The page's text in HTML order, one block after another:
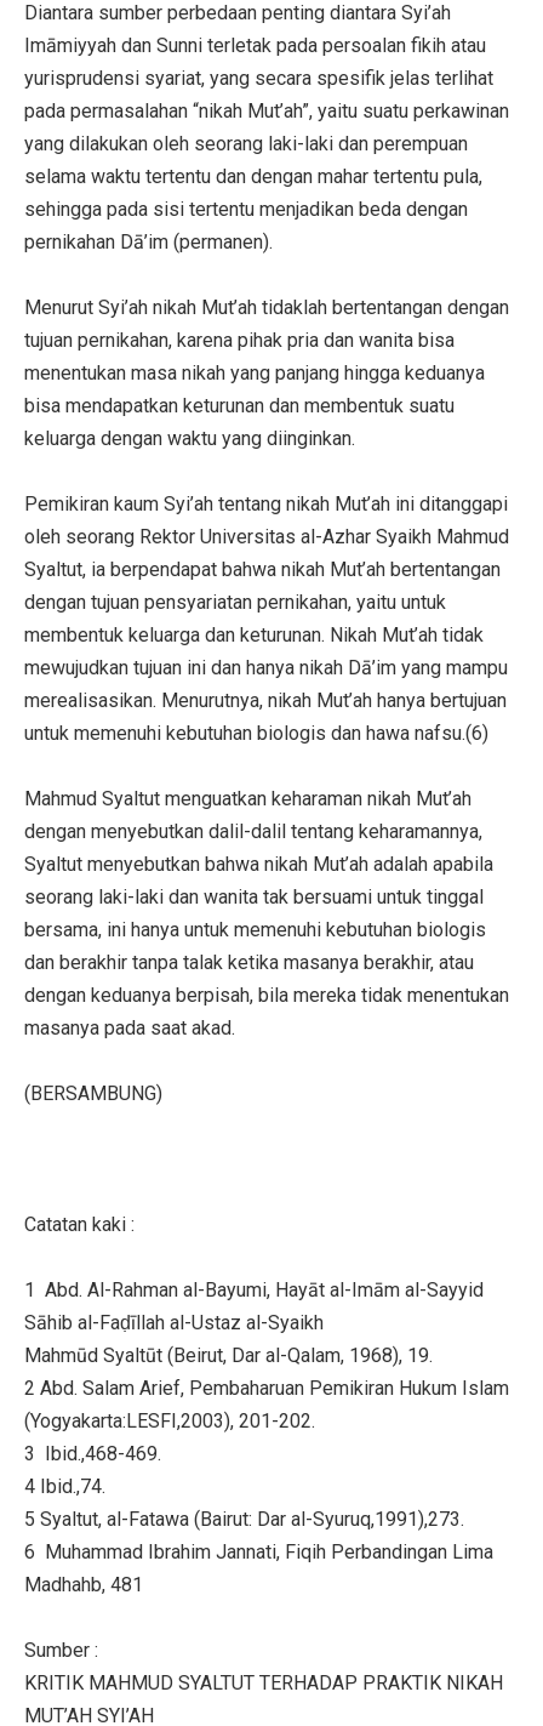
Diantara sumber perbedaan penting diantara Syi’ah
Imāmiyyah dan Sunni terletak pada persoalan fikih atau
yurisprudensi syariat, yang secara spesifik jelas terlihat
pada permasalahan “nikah Mut’ah”, yaitu suatu perkawinan
yang dilakukan oleh seorang laki-laki dan perempuan
selama waktu tertentu dan dengan mahar tertentu pula,
sehingga pada sisi tertentu menjadikan beda dengan
pernikahan Dā’im (permanen).
Menurut Syi’ah nikah Mut’ah tidaklah bertentangan dengan
tujuan pernikahan, karena pihak pria dan wanita bisa
menentukan masa nikah yang panjang hingga keduanya
bisa mendapatkan keturunan dan membentuk suatu
keluarga dengan waktu yang diinginkan.
Pemikiran kaum Syi’ah tentang nikah Mut’ah ini ditanggapi
oleh seorang Rektor Universitas al-Azhar Syaikh Mahmud
Syaltut, ia berpendapat bahwa nikah Mut’ah bertentangan
dengan tujuan pensyariatan pernikahan, yaitu untuk
membentuk keluarga dan keturunan. Nikah Mut’ah tidak
mewujudkan tujuan ini dan hanya nikah Dā’im yang mampu
merealisasikan. Menurutnya, nikah Mut’ah hanya bertujuan
untuk memenuhi kebutuhan biologis dan hawa nafsu.(6)
Mahmud Syaltut menguatkan keharaman nikah Mut’ah
dengan menyebutkan dalil-dalil tentang keharamannya,
Syaltut menyebutkan bahwa nikah Mut’ah adalah apabila
seorang laki-laki dan wanita tak bersuami untuk tinggal
bersama, ini hanya untuk memenuhi kebutuhan biologis
dan berakhir tanpa talak ketika masanya berakhir, atau
dengan keduanya berpisah, bila mereka tidak menentukan
masanya pada saat akad.
(BERSAMBUNG)
Catatan kaki :
1 Abd. Al-Rahman al-Bayumi, Hayāt al-Imām al-Sayyid
Sāhib al-Faḍīllah al-Ustaz al-Syaikh
Mahmūd Syaltūt (Beirut, Dar al-Qalam, 1968), 19.
2 Abd. Salam Arief, Pembaharuan Pemikiran Hukum Islam
(Yogyakarta:LESFI,2003), 201-202.
3 Ibid.,468-469.
4 Ibid.,74.
5 Syaltut, al-Fatawa (Bairut: Dar al-Syuruq,1991),273.
6 Muhammad Ibrahim Jannati, Fiqih Perbandingan Lima
Madhahb, 481
Sumber :
KRITIK MAHMUD SYALTUT TERHADAP PRAKTIK NIKAH
MUT’AH SYI’AH